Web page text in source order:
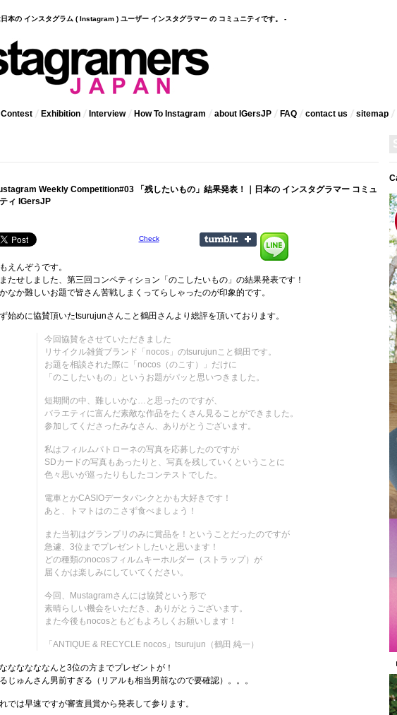
の インスタグラム ( Instagram ) ユーザー インスタグラマー の コミュニティです。 -
Contest Exhibition Interview How To Instagram about IGersJP FAQ contact us sitemap
Weekly Competition#03 「残したいもの」結果発表！｜日本の インスタグラマー コミュ
ィ IGersJP
Check
えんぞうです。
たせしました、第三回コンペティション「のこしたいもの」の結果発表です！
なか難しいお題で皆さん苦戦しまくってらしゃったのが印象的です。
始めに協賛頂いたtsurujunさんこと鶴田さんより総評を頂いております。
今回協賛をさせていただきました
リサイクル雑貨ブランド「nocos」のtsurujunこと鶴田です。
お題を相談された際に「nocos（のこす）」だけに
「のこしたいもの」というお題がパッと思いつきました。
短期間の中、難しいかな…と思ったのですが、
バラエティに富んだ素敵な作品をたくさん見ることができました。
参加してくださったみなさん、ありがとうございます。
私はフィルムパトローネの写真を応募したのですが
SDカードの写真もあったりと、写真を残していくということに
色々思いが巡ったりもしたコンテストでした。
電車とかCASIOデータバンクとかも大好きです！
あと、トマトはのこさず食べましょう！
また当初はグランプリのみに賞品を！ということだったのですが
急遽、3位までプレゼントしたいと思います！
どの種類のnocosフィルムキーホルダー（ストラップ）が
届くかは楽しみにしていてください。
今回、Mustagramさんには協賛という形で
素晴らしい機会をいただき、ありがとうございます。
また今後もnocosともどもよろしくお願いします！
「ANTIQUE & RECYCLE nocos」tsurujun（鶴田 純一）
なななななんと3位の方までプレゼントが！
じゅんさん男前すぎる（リアルも相当男前なので要確認）。。。
では早速ですが審査員賞から発表して参ります。